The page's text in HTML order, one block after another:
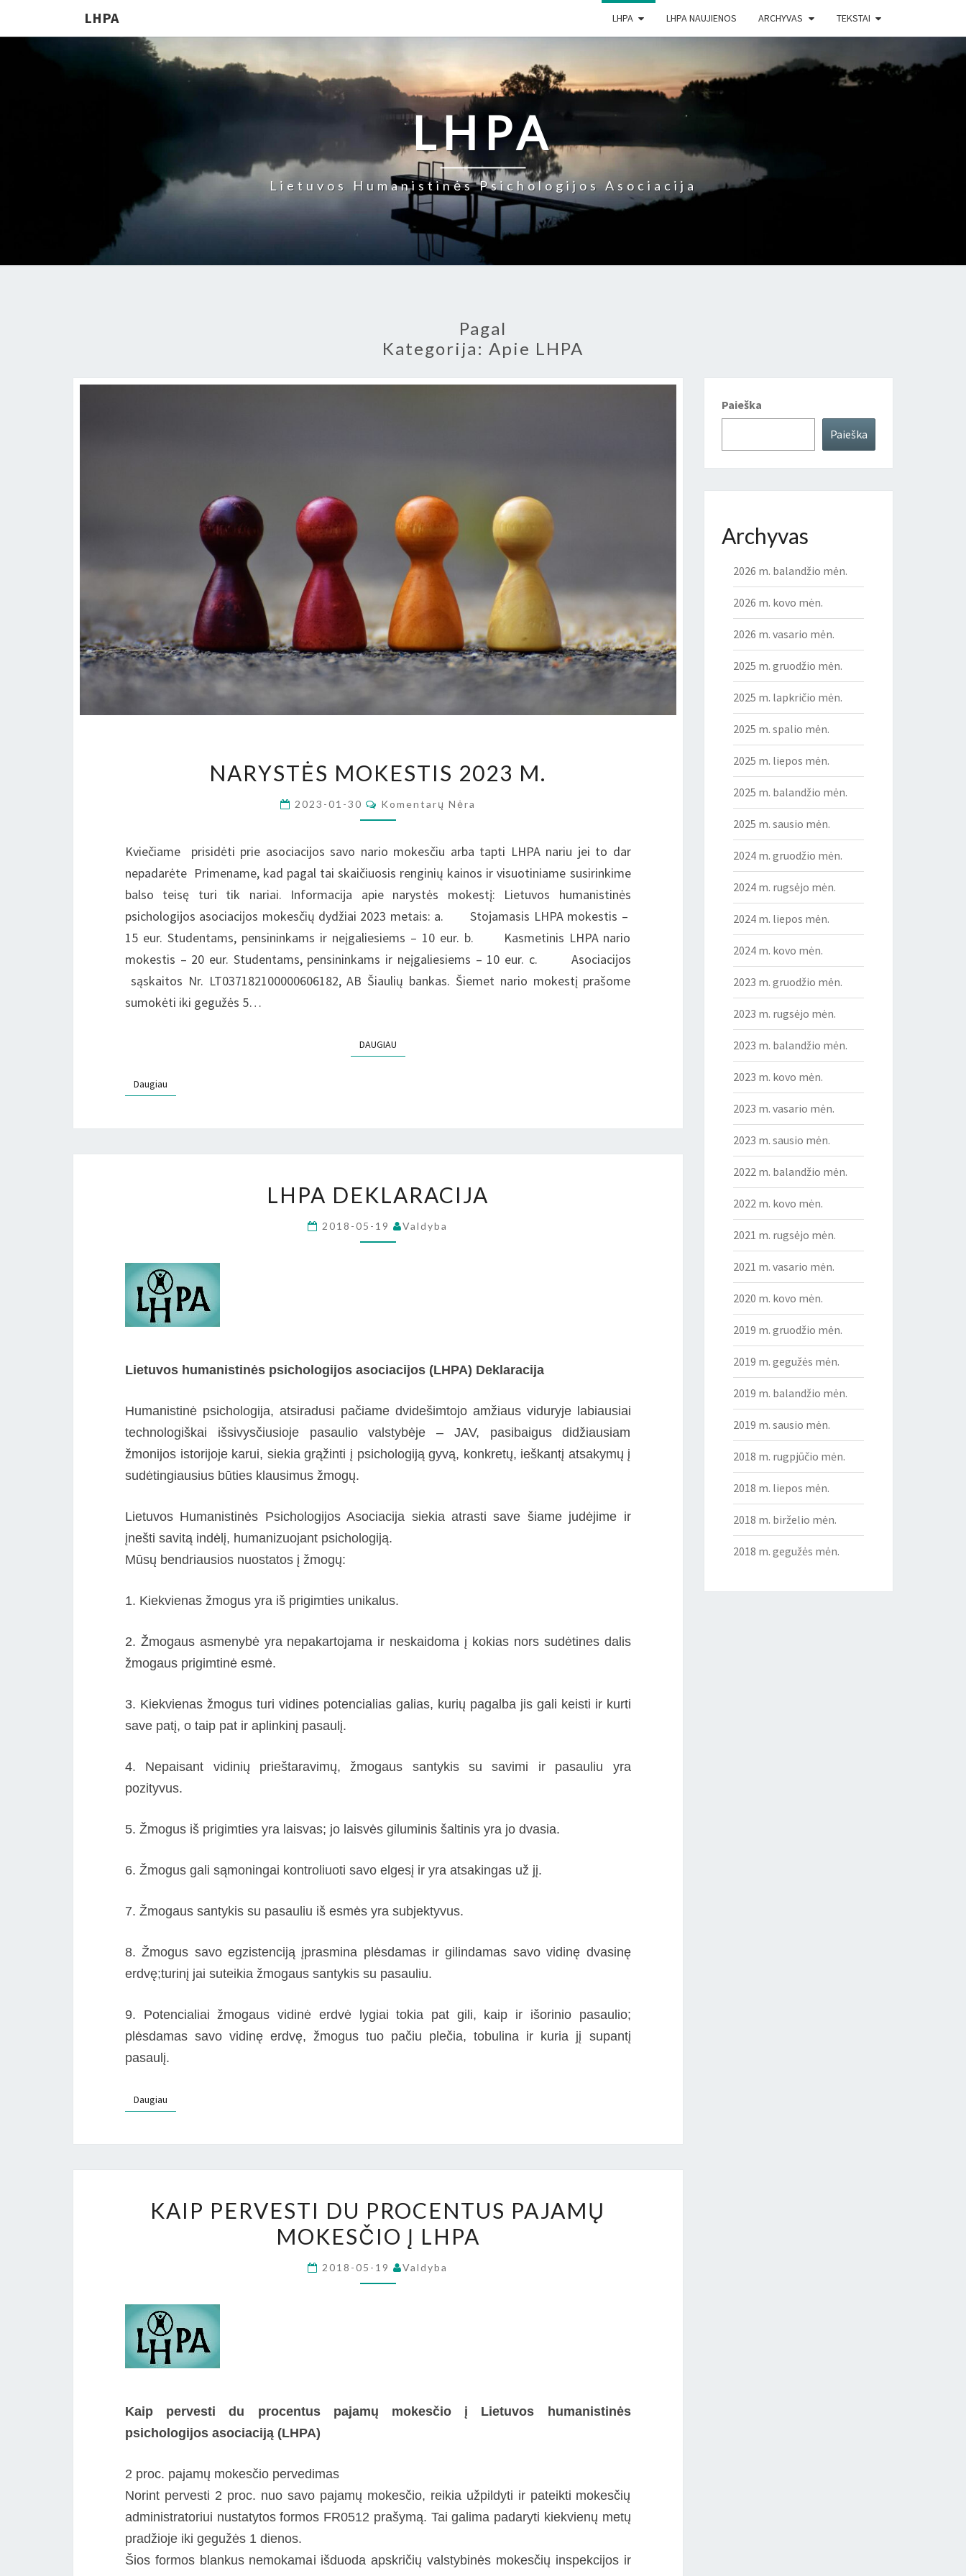
LHPA LHPA LHPA NAUJIENOS ARCHYVAS TEKSTAI
LHPA
Lietuvos Humanistinės Psichologijos Asociacija
Pagal
Kategorija: Apie LHPA
MOKESTIS
2023
M.
NARYSTĖS MOKESTIS 2023 M.
2023-01-30 Komentarai
Komentarų Nėra
Kviečiame prisidėti prie asociacijos savo nario mokesčiu arba tapti LHPA nariu jei to dar
nepadarėte Primename, kad pagal tai skaičiuosis renginių kainos ir visuotiniame susirinkime
balso teisę turi tik nariai. Informacija apie narystės mokestį: Lietuvos humanistinės
psichologijos asociacijos mokesčių dydžiai 2023 metais: a. Stojamasis LHPA mokestis –
15 eur. Studentams, pensininkams ir neįgaliesiems – 10 eur. b. Kasmetinis LHPA nario
mokestis – 20 eur. Studentams, pensininkams ir neįgaliesiems – 10 eur. c. Asociacijos
sąskaitos Nr. LT037182100000606182, AB Šiaulių bankas. Šiemet nario mokestį prašome
sumokėti iki gegužės 5…
DAUGIAUDAUGIAU
Daugiau
DEKLARACIJA
LHPA DEKLARACIJA
2018-05-19 Valdyba
Lietuvos humanistinės psichologijos asociacijos (LHPA) Deklaracija
Humanistinė psichologija, atsiradusi pačiame dvidešimtojo amžiaus viduryje labiausiai
technologiškai išsivysčiusioje pasaulio valstybėje – JAV, pasibaigus didžiausiam
žmonijos istorijoje karui, siekia grąžinti į psichologiją gyvą, konkretų, ieškantį atsakymų į
sudėtingiausius būties klausimus žmogų.
Lietuvos Humanistinės Psichologijos Asociacija siekia atrasti save šiame judėjime ir
įnešti savitą indėlį, humanizuojant psichologiją.
Mūsų bendriausios nuostatos į žmogų:
1. Kiekvienas žmogus yra iš prigimties unikalus.
2. Žmogaus asmenybė yra nepakartojama ir neskaidoma į kokias nors sudėtines dalis
žmogaus prigimtinė esmė.
3. Kiekvienas žmogus turi vidines potencialias galias, kurių pagalba jis gali keisti ir kurti
save patį, o taip pat ir aplinkinį pasaulį.
4. Nepaisant vidinių prieštaravimų, žmogaus santykis su savimi ir pasauliu yra
pozityvus.
5. Žmogus iš prigimties yra laisvas; jo laisvės giluminis šaltinis yra jo dvasia.
6. Žmogus gali sąmoningai kontroliuoti savo elgesį ir yra atsakingas už jį.
7. Žmogaus santykis su pasauliu iš esmės yra subjektyvus.
8. Žmogus savo egzistenciją įprasmina plėsdamas ir gilindamas savo vidinę dvasinę
erdvę;turinį jai suteikia žmogaus santykis su pasauliu.
9. Potencialiai žmogaus vidinė erdvė lygiai tokia pat gili, kaip ir išorinio pasaulio;
plėsdamas savo vidinę erdvę, žmogus tuo pačiu plečia, tobulina ir kuria jį supantį
pasaulį.
Daugiau
PERVESTI
DU
PAJAMŲ
KAIP PERVESTI DU PROCENTUS PAJAMŲ
MOKESČIO Į LHPA
2018-05-19 Valdyba
Kaip pervesti du procentus pajamų mokesčio į Lietuvos humanistinės
psichologijos asociaciją (LHPA)
2 proc. pajamų mokesčio pervedimas
Norint pervesti 2 proc. nuo savo pajamų mokesčio, reikia užpildyti ir pateikti mokesčių
administratoriui nustatytos formos FR0512 prašymą. Tai galima padaryti kiekvienų metų
pradžioje iki gegužės 1 dienos.
Šios formos blankus nemokamai išduoda apskričių valstybinės mokesčių inspekcijos ir
Paieška
Paieška
Archyvas
2026 m. balandžio mėn.
2026 m. kovo mėn.
2026 m. vasario mėn.
2025 m. gruodžio mėn.
2025 m. lapkričio mėn.
2025 m. spalio mėn.
2025 m. liepos mėn.
2025 m. balandžio mėn.
2025 m. sausio mėn.
2024 m. gruodžio mėn.
2024 m. rugsėjo mėn.
2024 m. liepos mėn.
2024 m. kovo mėn.
2023 m. gruodžio mėn.
2023 m. rugsėjo mėn.
2023 m. balandžio mėn.
2023 m. kovo mėn.
2023 m. vasario mėn.
2023 m. sausio mėn.
2022 m. balandžio mėn.
2022 m. kovo mėn.
2021 m. rugsėjo mėn.
2021 m. vasario mėn.
2020 m. kovo mėn.
2019 m. gruodžio mėn.
2019 m. gegužės mėn.
2019 m. balandžio mėn.
2019 m. sausio mėn.
2018 m. rugpjūčio mėn.
2018 m. liepos mėn.
2018 m. birželio mėn.
2018 m. gegužės mėn.